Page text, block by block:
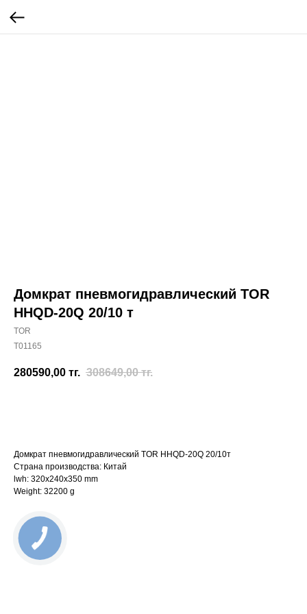
Домкрат пневмогидравлический TOR
HHQD-20Q 20/10 т
TOR
T01165
280590,00 тг. 308649,00 тг.
Домкрат пневмогидравлический TOR HHQD-20Q 20/10т
Страна производства: Китай
lwh: 320x240x350 mm
Weight: 32200 g